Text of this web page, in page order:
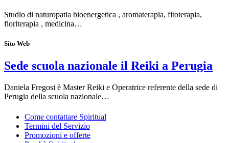
Studio di naturopatia bioenergetica , aromaterapia, fitoterapia,
floriterapia , medicina…
Sito Web
Sede scuola nazionale il Reiki a Perugia
Daniela Fregosi è Master Reiki e Operatrice referente della sede di
Perugia della scuola nazionale…
Come contattare Spiritual
Termini del Servizio
Promozioni e offerte